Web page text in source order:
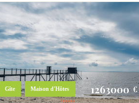
1263000 €
Gîte , Maison d'Hôtes